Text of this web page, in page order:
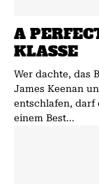
A
KLASSE
Wer dachte, das
James Keenan
entschlafen,
einem Best...